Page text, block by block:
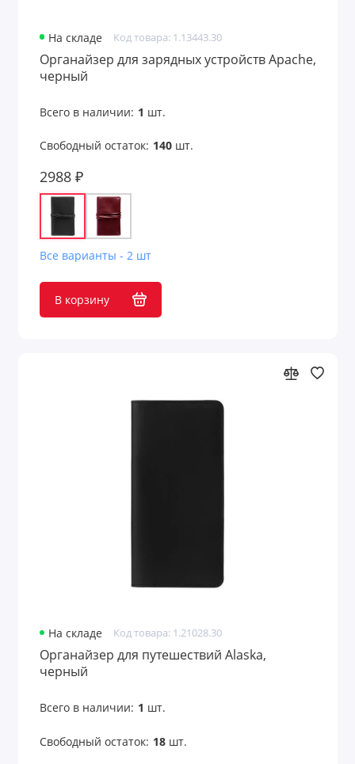
На складе Код товара: 1.13443.30
Органайзер для зарядных устройств Apache,
черный
Всего в наличии: 1 шт.
Свободный остаток: 140шт.
2988 ₽
Все варианты - 2 шт
В корзину
На складе Код товара: 1.21028.30
Органайзер для путешествий Alaska,
черный
Всего в наличии: 1 шт.
Свободный остаток: 18шт.